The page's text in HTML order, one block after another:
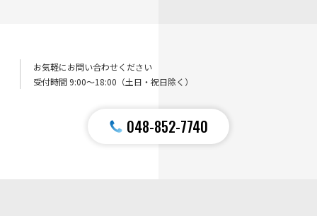
お気軽にお問い合わせください
受付時間 9:00〜18:00（土日・祝日除く）
048-852-7740